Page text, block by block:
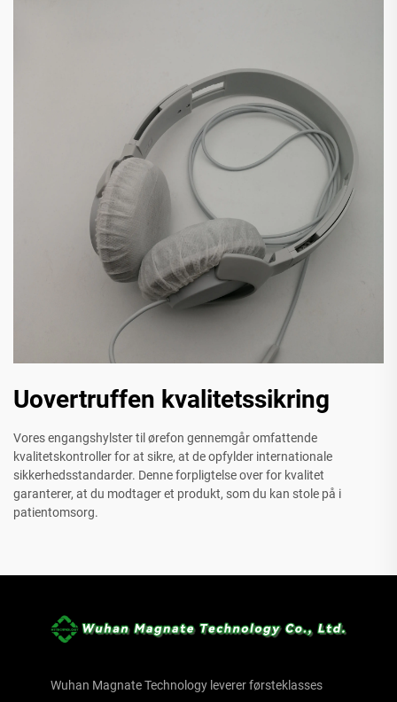
Uovertruffen kvalitetssikring
Vores engangshylster til ørefon gennemgår omfattende
kvalitetskontroller for at sikre, at de opfylder internationale
sikkerhedsstandarder. Denne forpligtelse over for kvalitet
garanterer, at du modtager et produkt, som du kan stole på i
patientomsorg.
Wuhan Magnate Technology leverer førsteklasses